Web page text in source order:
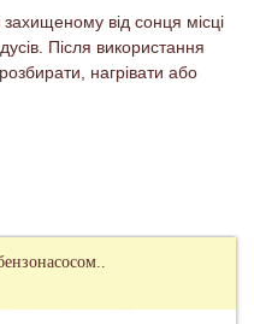
від сонця місці
Після використання
нагрівати або